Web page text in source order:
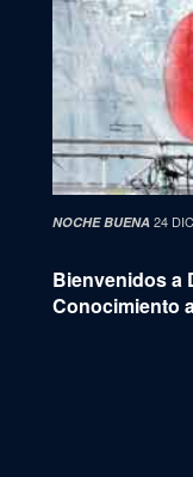
NOCHE BUENA 24
Bienvenidos a
Conocimiento